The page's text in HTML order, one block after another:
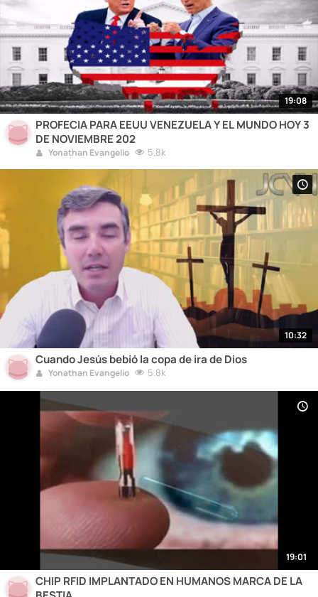
19:08
PROFECIA PARA EEUU VENEZUELA Y EL MUNDO HOY 3
DE NOVIEMBRE 202
Yonathan Evangelio 5.8k
10:32
Cuando Jesús bebió la copa de ira de Dios
Yonathan Evangelio 5.8k
19:01
CHIP RFID IMPLANTADO EN HUMANOS MARCA DE LA